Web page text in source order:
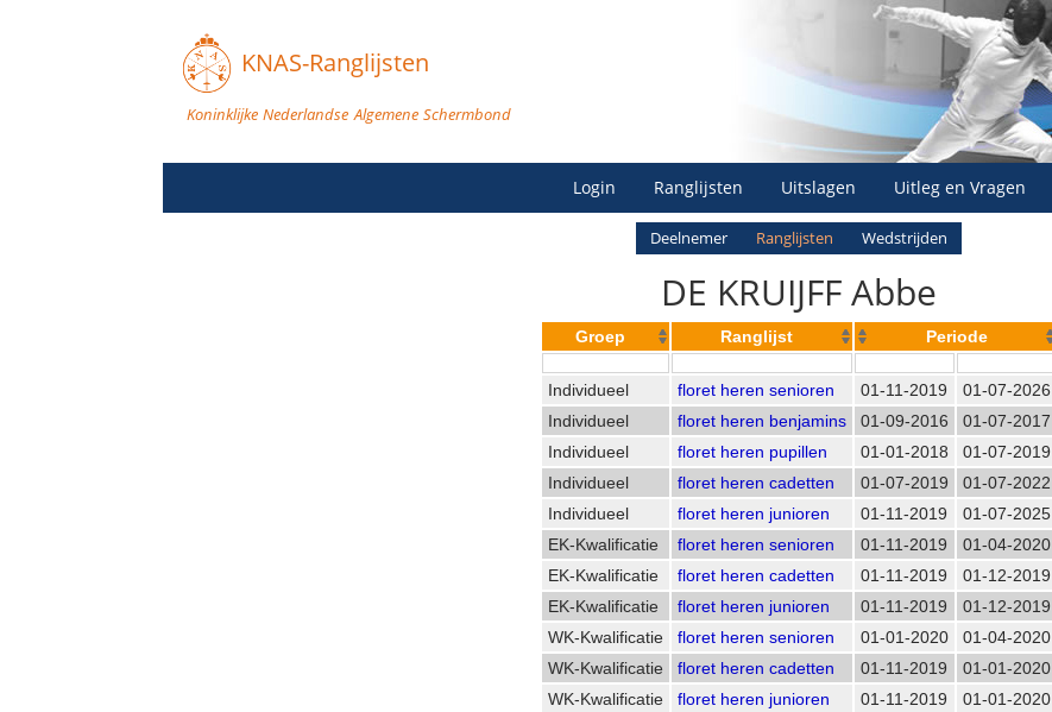
KNAS-Ranglijsten
Koninklijke Nederlandse Algemene Schermbond
Login Ranglijsten Uitslagen Uitleg en Vragen
Deelnemer Ranglijsten Wedstrijden
DE KRUIJFF Abbe
Groep Ranglijst Periode
Individueel floret heren senioren 01-11-2019
01-07-2026
Individueel
floret heren benjamins 01-09-2016
01-07-2017
Individueel
floret heren pupillen 01-01-2018
01-07-2019
Individueel
floret heren cadetten 01-07-2019
01-07-2022
Individueel
floret heren junioren 01-11-2019
01-07-2025
EK-Kwalificatie
floret heren senioren 01-11-2019
01-04-2020
EK-Kwalificatie
floret heren cadetten 01-11-2019
01-12-2019
EK-Kwalificatie
floret heren junioren 01-11-2019
01-12-2019
WK-Kwalificatie
floret heren senioren 01-01-2020
01-04-2020
WK-Kwalificatie
floret heren cadetten 01-11-2019
01-01-2020
WK-Kwalificatie
floret heren junioren 01-11-2019 01-01-2020